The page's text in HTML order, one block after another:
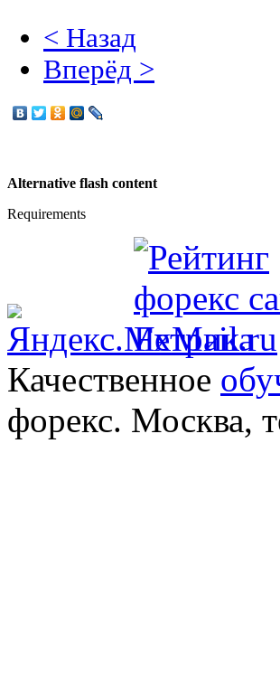
< Назад
Вперёд >
Alternative flash content
Requirements
Качественное
форекс. Москва,